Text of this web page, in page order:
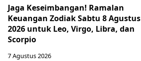
Jaga Keseimbangan! Ramalan
Keuangan Zodiak Sabtu 8 Agustus
2026 untuk Leo, Virgo, Libra, dan
Scorpio
7 Agustus 2026